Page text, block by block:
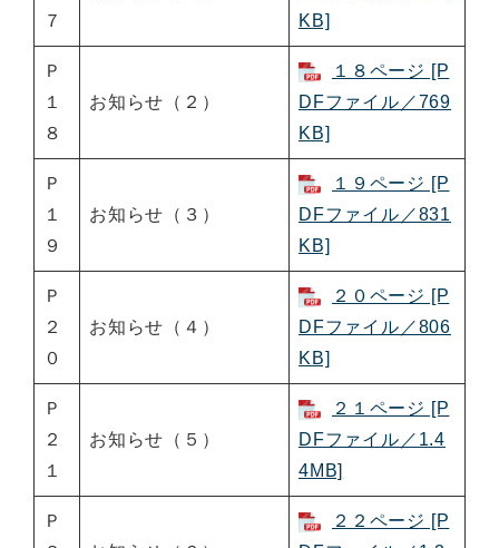
７
KB]
Ｐ
１
８
お知らせ（２）
１８ページ [P
DFファイル／769
KB]
Ｐ
１
９
お知らせ（３）
１９ページ [P
DFファイル／831
KB]
Ｐ
２
０
お知らせ（４）
２０ページ [P
DFファイル／806
KB]
Ｐ
２
１
お知らせ（５）
２１ページ [P
DFファイル／1.4
4MB]
Ｐ
２２ページ [P